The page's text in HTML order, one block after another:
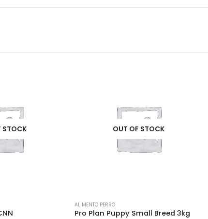
STOCK
Breed 3kg
OUT OF STOCK
ALIMENTO PERRO
PPVD Feline EN